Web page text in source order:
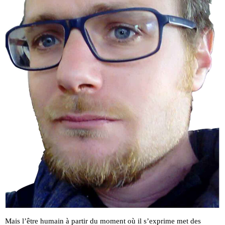
Mais l’être humain à partir du moment où il s’exprime met des